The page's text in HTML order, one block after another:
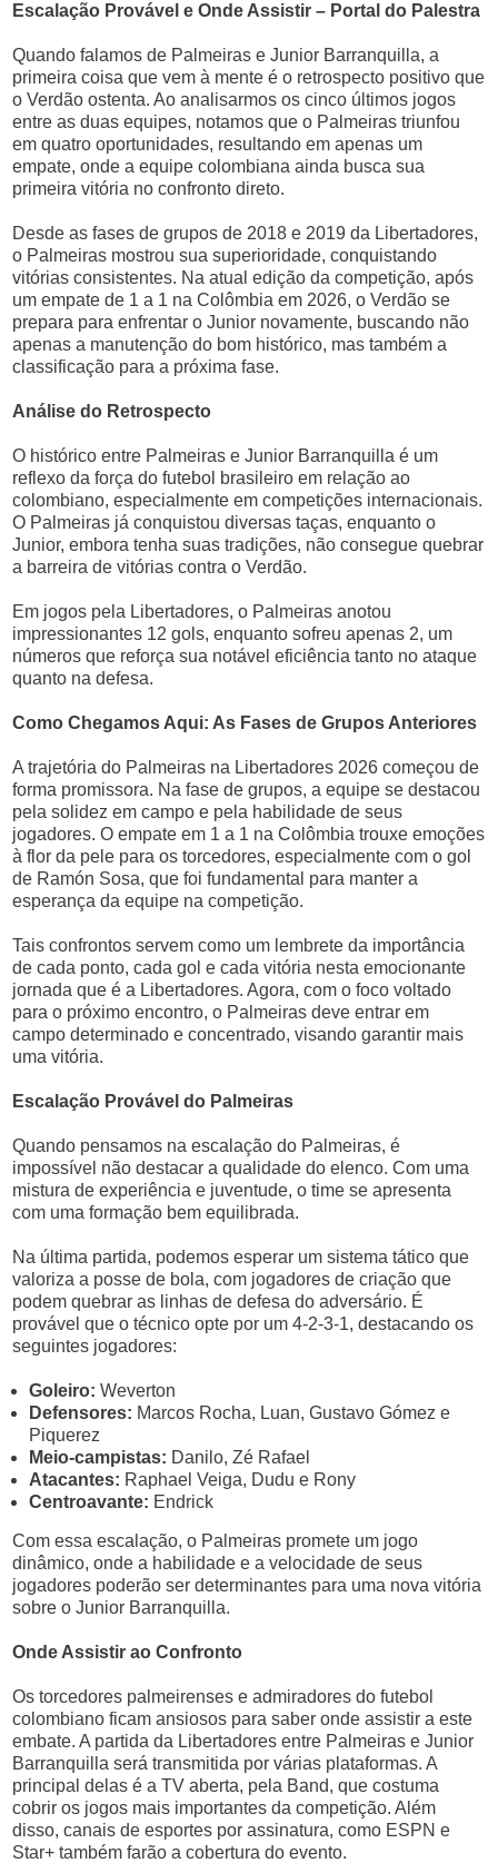
Escalação Provável e Onde Assistir – Portal do Palestra
Quando falamos de Palmeiras e Junior Barranquilla, a
primeira coisa que vem à mente é o retrospecto positivo que
o Verdão ostenta. Ao analisarmos os cinco últimos jogos
entre as duas equipes, notamos que o Palmeiras triunfou
em quatro oportunidades, resultando em apenas um
empate, onde a equipe colombiana ainda busca sua
primeira vitória no confronto direto.
Desde as fases de grupos de 2018 e 2019 da Libertadores,
o Palmeiras mostrou sua superioridade, conquistando
vitórias consistentes. Na atual edição da competição, após
um empate de 1 a 1 na Colômbia em 2026, o Verdão se
prepara para enfrentar o Junior novamente, buscando não
apenas a manutenção do bom histórico, mas também a
classificação para a próxima fase.
Análise do Retrospecto
O histórico entre Palmeiras e Junior Barranquilla é um
reflexo da força do futebol brasileiro em relação ao
colombiano, especialmente em competições internacionais.
O Palmeiras já conquistou diversas taças, enquanto o
Junior, embora tenha suas tradições, não consegue quebrar
a barreira de vitórias contra o Verdão.
Em jogos pela Libertadores, o Palmeiras anotou
impressionantes 12 gols, enquanto sofreu apenas 2, um
números que reforça sua notável eficiência tanto no ataque
quanto na defesa.
Como Chegamos Aqui: As Fases de Grupos Anteriores
A trajetória do Palmeiras na Libertadores 2026 começou de
forma promissora. Na fase de grupos, a equipe se destacou
pela solidez em campo e pela habilidade de seus
jogadores. O empate em 1 a 1 na Colômbia trouxe emoções
à flor da pele para os torcedores, especialmente com o gol
de Ramón Sosa, que foi fundamental para manter a
esperança da equipe na competição.
Tais confrontos servem como um lembrete da importância
de cada ponto, cada gol e cada vitória nesta emocionante
jornada que é a Libertadores. Agora, com o foco voltado
para o próximo encontro, o Palmeiras deve entrar em
campo determinado e concentrado, visando garantir mais
uma vitória.
Escalação Provável do Palmeiras
Quando pensamos na escalação do Palmeiras, é
impossível não destacar a qualidade do elenco. Com uma
mistura de experiência e juventude, o time se apresenta
com uma formação bem equilibrada.
Na última partida, podemos esperar um sistema tático que
valoriza a posse de bola, com jogadores de criação que
podem quebrar as linhas de defesa do adversário. É
provável que o técnico opte por um 4-2-3-1, destacando os
seguintes jogadores:
Goleiro: Weverton
Defensores: Marcos Rocha, Luan, Gustavo Gómez e
Piquerez
Meio-campistas: Danilo, Zé Rafael
Atacantes: Raphael Veiga, Dudu e Rony
Centroavante: Endrick
Com essa escalação, o Palmeiras promete um jogo
dinâmico, onde a habilidade e a velocidade de seus
jogadores poderão ser determinantes para uma nova vitória
sobre o Junior Barranquilla.
Onde Assistir ao Confronto
Os torcedores palmeirenses e admiradores do futebol
colombiano ficam ansiosos para saber onde assistir a este
embate. A partida da Libertadores entre Palmeiras e Junior
Barranquilla será transmitida por várias plataformas. A
principal delas é a TV aberta, pela Band, que costuma
cobrir os jogos mais importantes da competição. Além
disso, canais de esportes por assinatura, como ESPN e
Star+ também farão a cobertura do evento.